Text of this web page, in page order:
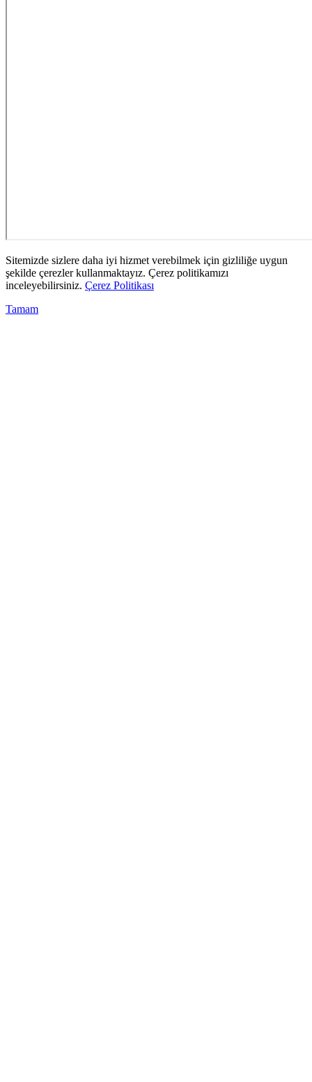
Sitemizde sizlere daha iyi hizmet verebilmek için gizliliğe uygun
şekilde çerezler kullanmaktayız. Çerez politikamızı
inceleyebilirsiniz. Çerez Politikası
Tamam